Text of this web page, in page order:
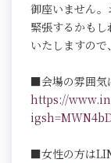
御座いません
緊張するかも
いたしますので
■会場の雰囲気
https://
■女性の方は